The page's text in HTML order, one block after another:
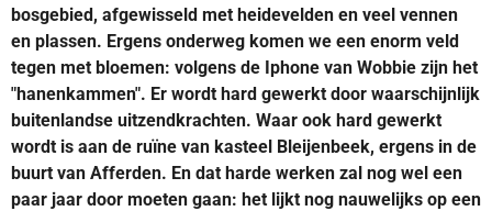
bosgebied, afgewisseld met heidevelden en veel vennen
en plassen. Ergens onderweg komen we een enorm veld
tegen met bloemen: volgens de Iphone van Wobbie zijn het
"hanenkammen". Er wordt hard gewerkt door waarschijnlijk
buitenlandse uitzendkrachten. Waar ook hard gewerkt
wordt is aan de ruïne van kasteel Bleijenbeek, ergens in de
buurt van Afferden. En dat harde werken zal nog wel een
paar jaar door moeten gaan: het lijkt nog nauwelijks op een